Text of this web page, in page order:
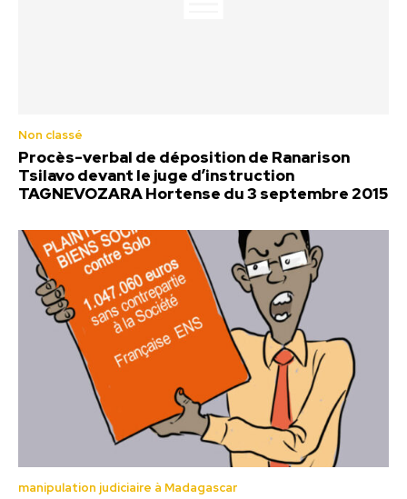
Non classé
Procès-verbal de déposition de Ranarison
Tsilavo devant le juge d’instruction
TAGNEVOZARA Hortense du 3 septembre 2015
manipulation judiciaire à Madagascar